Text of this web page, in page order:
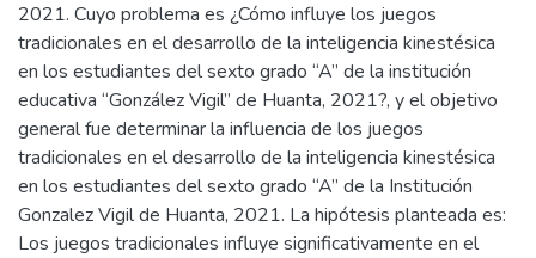
2021. Cuyo problema es ¿Cómo influye los juegos
tradicionales en el desarrollo de la inteligencia kinestésica
en los estudiantes del sexto grado “A” de la institución
educativa “González Vigil” de Huanta, 2021?, y el objetivo
general fue determinar la influencia de los juegos
tradicionales en el desarrollo de la inteligencia kinestésica
en los estudiantes del sexto grado “A” de la Institución
Gonzalez Vigil de Huanta, 2021. La hipótesis planteada es:
Los juegos tradicionales influye significativamente en el